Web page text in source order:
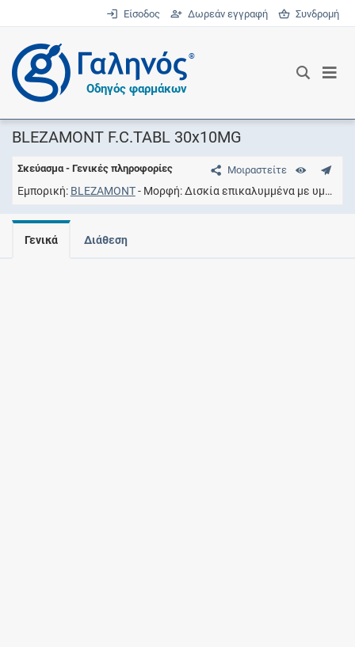
Είσοδος Δωρεάν εγγραφή Συνδρομή
®
Οδηγός φαρμάκων
BLEZAMONT F.C.TABL 30x10MG
Μοιραστείτε
Σκεύασμα - Γενικές πληροφορίες
Εμπορική BLEZAMONT Μορφή Δισκία επικαλυμμένα με υμένιο
Γενικά Διάθεση